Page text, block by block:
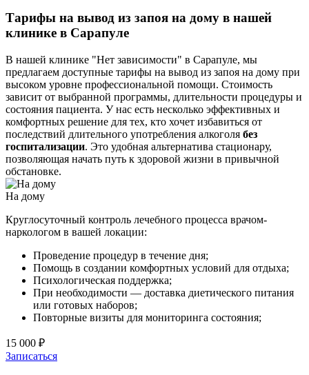
Тарифы на вывод из запоя на дому в нашей
клинике в Сарапуле
В нашей клинике "Нет зависимости" в Сарапуле, мы
предлагаем доступные тарифы на вывод из запоя на дому при
высоком уровне профессиональной помощи. Стоимость
зависит от выбранной программы, длительности процедуры и
состояния пациента. У нас есть несколько эффективных и
комфортных решение для тех, кто хочет избавиться от
последствий длительного употребления алкоголя без
госпитализации. Это удобная альтернатива стационару,
позволяющая начать путь к здоровой жизни в привычной
обстановке.
На дому
Круглосуточный контроль лечебного процесса врачом-
наркологом в вашей локации:
Проведение процедур в течение дня;
Помощь в создании комфортных условий для отдыха;
Психологическая поддержка;
При необходимости — доставка диетического питания
или готовых наборов;
Повторные визиты для мониторинга состояния;
15 000 ₽
Записаться